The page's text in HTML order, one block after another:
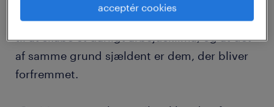
Hun forklarer, at den slags mennesker er med
til at skabe et dårligt arbejdsklima, og at det
af samme grund sjældent er dem, der bliver
forfremmet.
acceptér cookies